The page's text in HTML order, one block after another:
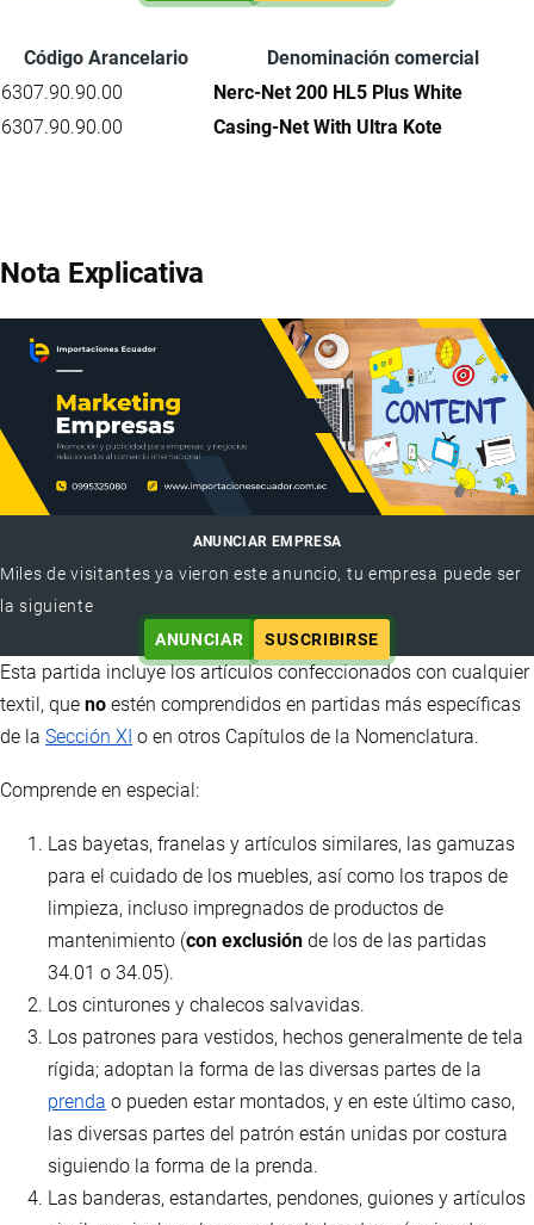
Código Arancelario
Denominación comercial
6307.90.90.00
Nerc-Net 200 HL5 Plus White
6307.90.90.00
Casing-Net With Ultra Kote
Nota Explicativa
ANUNCIAR EMPRESA
Miles de visitantes ya vieron este anuncio, tu empresa puede ser
la siguiente
ANUNCIAR
SUSCRIBIRSE
Esta partida incluye los artículos confeccionados con cualquier
textil, que no estén comprendidos en partidas más específicas
de la Sección XI o en otros Capítulos de la Nomenclatura.
Comprende en especial:
Las bayetas, franelas y artículos similares, las gamuzas
para el cuidado de los muebles, así como los trapos de
limpieza, incluso impregnados de productos de
mantenimiento (con exclusión de los de las partidas
34.01 o 34.05).
Los cinturones y chalecos salvavidas.
Los patrones para vestidos, hechos generalmente de tela
rígida; adoptan la forma de las diversas partes de la
prenda o pueden estar montados, y en este último caso,
las diversas partes del patrón están unidas por costura
siguiendo la forma de la prenda.
Las banderas, estandartes, pendones, guiones y artículos